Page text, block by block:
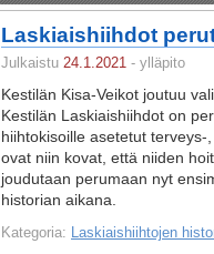
Laskiaishiihdot
Julkaistu 24.1.2021 - ylläpito
Kestilän Kisa-Veikot joutuu
Kestilän Laskiaishiihdot on
hiihtokisoille asetetut
ovat niin kovat, että niiden
joudutaan perumaan nyt
historian aikana.
Kategoria: Laskiaishiihtojen